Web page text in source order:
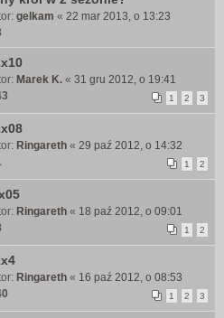
gelkam « 22 mar 2013, o 13:23
Marek K. « 31 gru 2012, o 19:41
1 2 3
Ringareth « 29 paź 2012, o 14:32
1 2
Ringareth « 18 paź 2012, o 09:01
1 2
Ringareth « 16 paź 2012, o 08:53
1 2 3